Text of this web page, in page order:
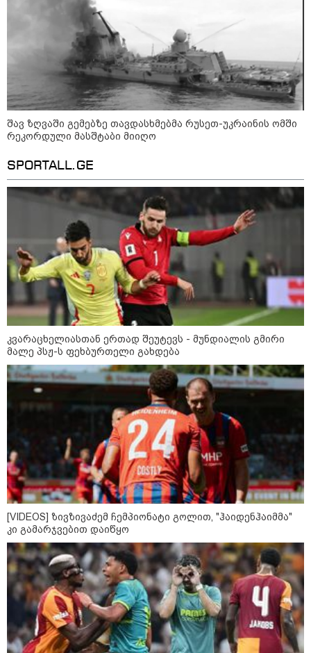
11:17 / 08-08-2026
არშემდგარი ქორწინება 15 წლით უფროს
ქართველთან - ალინა კაბაევას
საიდუმლო ცხოვრება: როგორ
გამოიყურებოდა ის პლასტიკურ
ოპერაციებამდე
14:20 / 08-08-2026
"ქალაქი დავთმე, მაგრამ
ქალურობა - არა. ვერ იჯერებენ
ფერმერი თუ ვარ" - როგორ
ცხოვრობს ახალგაზრდა ქალი,
რომელიც ქალაქიდან სოფლად
გადავიდა და ფერმერი გახდა
09:36 / 08-08-2026
"ბავშვობიდან ასე ვარ..
ფანატიკურად ვარ შეყვარებული
საქართველოზე" - გაიცანით
მარტინ გუიმჯიანი, ქართულ
ენასა და საქართველოზე
შეყვარებული სომეხი ბიჭი
23:15 / 07-08-2026
მოვლენები - ტრამპის
ადმინისტრაციამ “UFO”- ს
ფაილების მორიგი პაკეტი
გამოაქვეყნა
22:30 / 07-08-2026
ინტერნეტში ამაღელვებელი
კადრები ვრცელდება - როგორ
შავ ზღვაში გემებზე თავდასხმებმა რუსეთ-უკრაინის ომში
რეკორდული მასშტაბი მიიღო
SPORTALL.GE
კვარაცხელიასთან ერთად შეუტევს - მუნდიალის გმირი
მალე პსჟ-ს ფეხბურთელი გახდება
[VIDEOS] ზივზივაძემ ჩემპიონატი გოლით, "ჰაიდენჰაიმმა"
კი გამარჯვებით დაიწყო